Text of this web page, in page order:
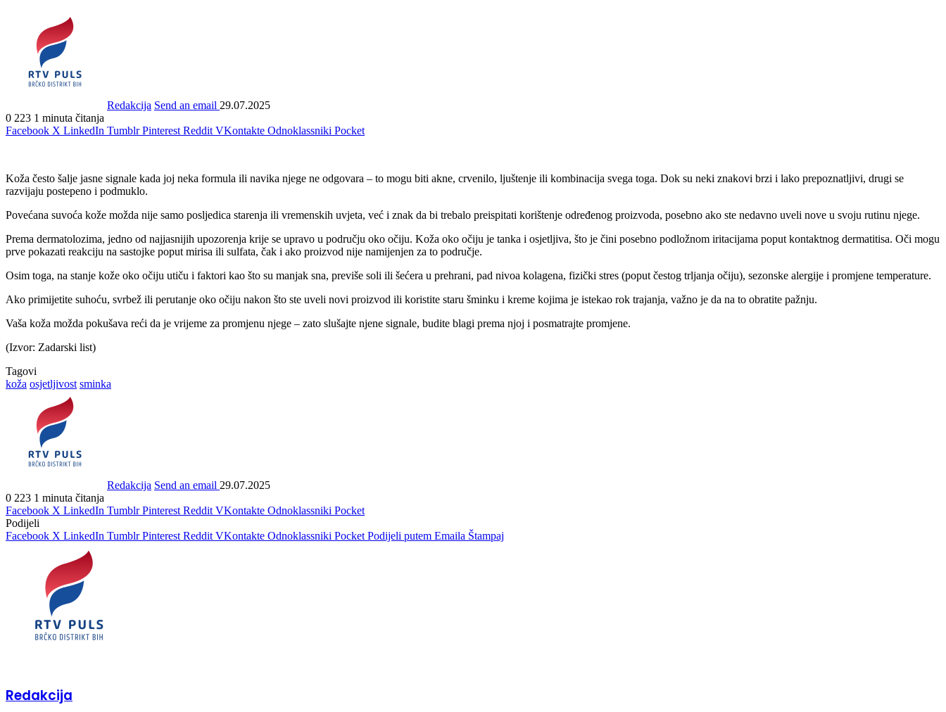
Redakcija Send an email 29.07.2025
0 223 1 minuta čitanja
Facebook X LinkedIn Tumblr Pinterest Reddit VKontakte Odnoklassniki Pocket
Koža često šalje jasne signale kada joj neka formula ili navika njege ne odgovara – to mogu biti akne, crvenilo, ljuštenje ili kombinacija svega toga. Dok su neki znakovi brzi i lako prepoznatljivi, drugi se
razvijaju postepeno i podmuklo.
Povećana suvoća kože možda nije samo posljedica starenja ili vremenskih uvjeta, već i znak da bi trebalo preispitati korištenje određenog proizvoda, posebno ako ste nedavno uveli nove u svoju rutinu njege.
Prema dermatolozima, jedno od najjasnijih upozorenja krije se upravo u području oko očiju. Koža oko očiju je tanka i osjetljiva, što je čini posebno podložnom iritacijama poput kontaktnog dermatitisa. Oči mogu
prve pokazati reakciju na sastojke poput mirisa ili sulfata, čak i ako proizvod nije namijenjen za to područje.
Osim toga, na stanje kože oko očiju utiču i faktori kao što su manjak sna, previše soli ili šećera u prehrani, pad nivoa kolagena, fizički stres (poput čestog trljanja očiju), sezonske alergije i promjene temperature.
Ako primijetite suhoću, svrbež ili perutanje oko očiju nakon što ste uveli novi proizvod ili koristite staru šminku i kreme kojima je istekao rok trajanja, važno je da na to obratite pažnju.
Vaša koža možda pokušava reći da je vrijeme za promjenu njege – zato slušajte njene signale, budite blagi prema njoj i posmatrajte promjene.
(Izvor: Zadarski list)
Tagovi
koža osjetljivost sminka
Redakcija Send an email 29.07.2025
0 223 1 minuta čitanja
Facebook X LinkedIn Tumblr Pinterest Reddit VKontakte Odnoklassniki Pocket
Podijeli
Facebook X LinkedIn Tumblr Pinterest Reddit VKontakte Odnoklassniki Pocket Podijeli putem Emaila Štampaj
Redakcija